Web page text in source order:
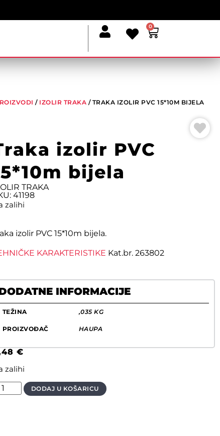
0
/ IZOLIR TRAKA / TRAKA IZOLIR PVC 15*10M BIJELA
izolir PVC
bijela
TRAKA
41198
zalihi
izolir PVC 15*10m bijela.
KARAKTERISTIKE Kat.br. 263802
INFORMACIJE
TEŽINA ,035 KG
PROIZVOĐAČ HAUPA
€
zalihi
DODAJ U KOŠARICU